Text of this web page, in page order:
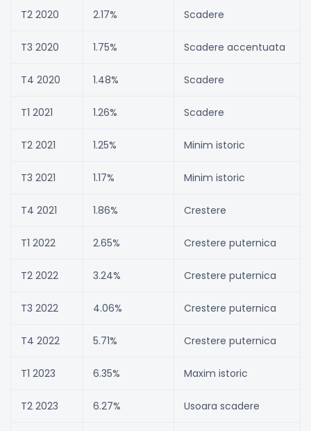
T2 2020 2.17% Scadere
T3 2020 1.75% Scadere accentuata
T4 2020 1.48% Scadere
T1 2021 1.26% Scadere
T2 2021 1.25% Minim istoric
T3 2021 1.17% Minim istoric
T4 2021 1.86% Crestere
T1 2022 2.65% Crestere puternica
T2 2022 3.24% Crestere puternica
T3 2022 4.06% Crestere puternica
T4 2022 5.71% Crestere puternica
T1 2023 6.35% Maxim istoric
T2 2023 6.27% Usoara scadere